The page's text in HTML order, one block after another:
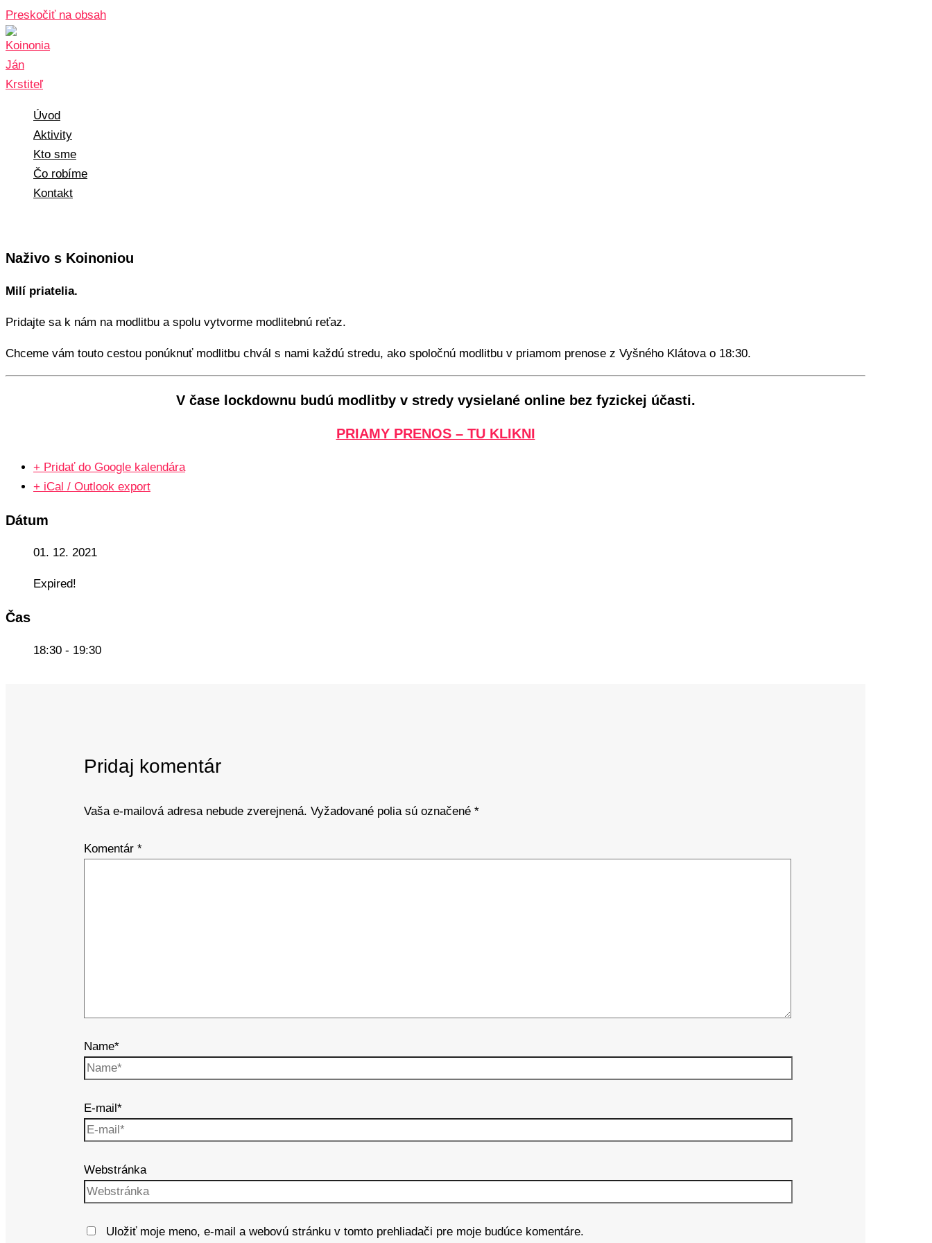
Preskočiť na obsah
Úvod
Aktivity
Kto sme
Čo robíme
Kontakt
Naživo s Koinoniou
Milí priatelia.
Pridajte sa k nám na modlitbu a spolu vytvorme modlitebnú reťaz.
Chceme vám touto cestou ponúknuť modlitbu chvál s nami každú stredu, ako spoločnú modlitbu v priamom prenose z Vyšného Klátova o 18:30.
V čase lockdownu budú modlitby v stredy vysielané online bez fyzickej účasti.
PRIAMY PRENOS – TU KLIKNI
+ Pridať do Google kalendára
+ iCal / Outlook export
Dátum
01. 12. 2021
Expired!
Čas
18:30 - 19:30
Pridaj komentár
Vaša e-mailová adresa nebude zverejnená. Vyžadované polia sú označené*
Komentár*
Name*
E-mail*
Webstránka
Uložiť moje meno, e-mail a webovú stránku v tomto prehliadači pre moje budúce komentáre.